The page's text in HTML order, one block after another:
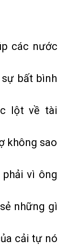
các nước
bất bình
lột về tài
không sao
phải vì ông
những gì
cải tự nó